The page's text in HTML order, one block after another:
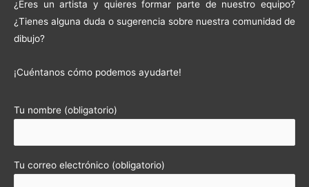
¿Eres un artista y quieres formar parte de nuestro equipo?
¿Tienes alguna duda o sugerencia sobre nuestra comunidad de
dibujo?
¡Cuéntanos cómo podemos ayudarte!
Tu nombre (obligatorio)
Tu correo electrónico (obligatorio)